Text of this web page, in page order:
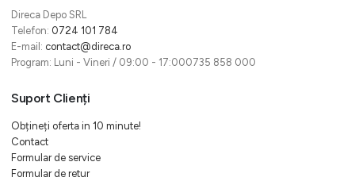
Direca Depo SRL
Telefon: 0724 101 784
E-mail: contact@direca.ro
Program: Luni - Vineri / 09:00 - 17:000735 858 000
Suport Clienți
Obțineți oferta in 10 minute!
Contact
Formular de service
Formular de retur